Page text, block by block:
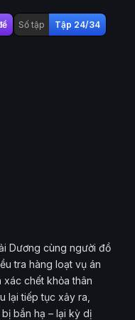
Số tập Tập 24/34
Dương cùng người đồ
tra hàng loạt vụ án
chết khỏa thân
lại tiếp tục xảy ra,
bắn hạ – lại kỳ dị